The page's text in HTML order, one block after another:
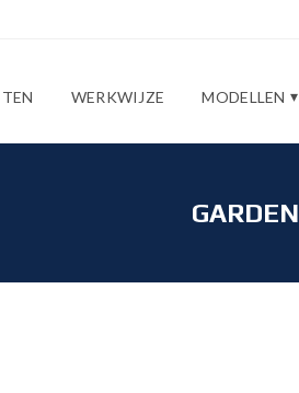
WERKWIJZE MODELLEN
GARDEN